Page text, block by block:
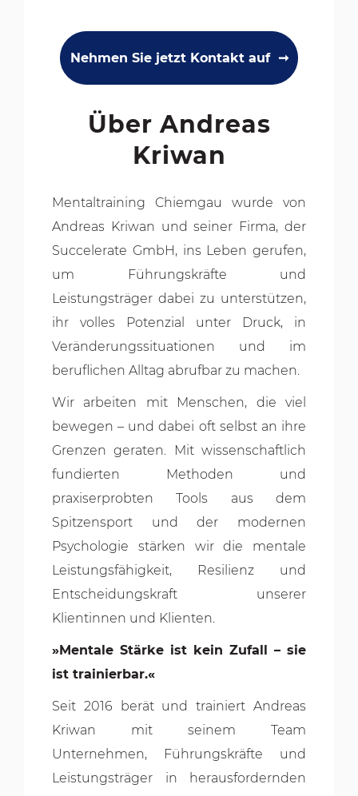
Nehmen Sie jetzt Kontakt auf  ➞
Über Andreas
Kriwan
Mentaltraining Chiemgau wurde von
Andreas Kriwan und seiner Firma, der
Succelerate GmbH, ins Leben gerufen,
um Führungskräfte und
Leistungsträger dabei zu unterstützen,
ihr volles Potenzial unter Druck, in
Veränderungssituationen und im
beruflichen Alltag abrufbar zu machen.
Wir arbeiten mit Menschen, die viel
bewegen – und dabei oft selbst an ihre
Grenzen geraten. Mit wissenschaftlich
fundierten Methoden und
praxiserprobten Tools aus dem
Spitzensport und der modernen
Psychologie stärken wir die mentale
Leistungsfähigkeit, Resilienz und
Entscheidungskraft unserer
Klientinnen und Klienten.
»Mentale Stärke ist kein Zufall – sie
ist trainierbar.«
Seit 2016 berät und trainiert Andreas
Kriwan mit seinem Team
Unternehmen, Führungskräfte und
Leistungsträger in herausfordernden